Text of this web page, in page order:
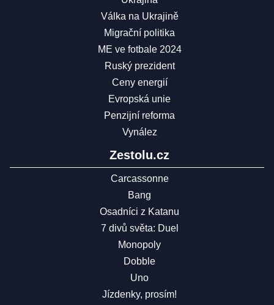
Válka na Ukrajině
Migrační politika
ME ve fotbale 2024
Ruský prezident
Ceny energií
Evropská unie
Penzijní reforma
Vynález
Zestolu.cz
Carcassonne
Bang
Osadníci z Katanu
7 divů světa: Duel
Monopoly
Dobble
Uno
Jízdenky, prosím!